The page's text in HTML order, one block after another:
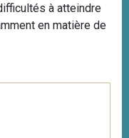
à atteindre
en matière de